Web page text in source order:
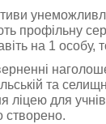
профільну
на 1 особу,
та
ліцею для
створено.